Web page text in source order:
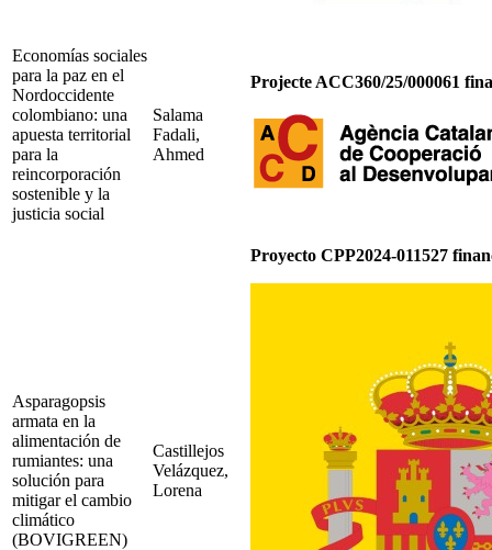
Economías sociales
para la paz en el
Nordoccidente
colombiano: una
apuesta territorial
para la
reincorporación
sostenible y la
justicia social
Salama
Fadali,
Ahmed
Projecte ACC360/25/000061
Asparagopsis
armata en la
alimentación de
rumiantes: una
solución para
mitigar el cambio
climático
(BOVIGREEN)
Castillejos
Velázquez,
Lorena
Proyecto CPP2024-011527